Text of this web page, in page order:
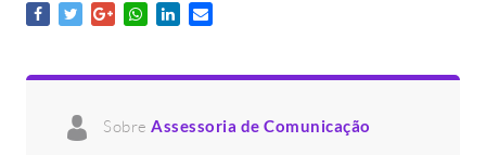
Sobre Assessoria de Comunicação